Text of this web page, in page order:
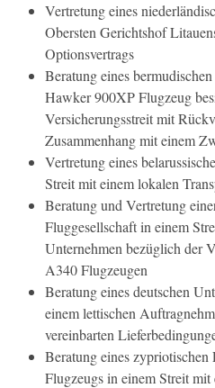
Vertretung eines
Obersten Gerichtshof
Optionsvertrags
Beratung eines
Hawker 900XP Flugzeug
Versicherungsstreit mit
Zusammenhang mit einem
Vertretung eines
Streit mit einem lokalen
Beratung und Vertretung
Fluggesellschaft in einem
Unternehmen bezüglich der
A340 Flugzeugen
Beratung eines deutschen
einem lettischen
vereinbarten
Beratung eines zypriotischen
Flugzeugs in einem Streit